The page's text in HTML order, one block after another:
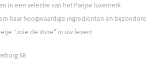
in een selectie van het Parijse luxemerk
haar hoogwaardige ingrediënten en bijzondere
“Joie de Vivre” in uw leven!
68